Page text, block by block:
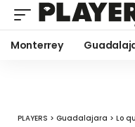
Monterrey
PLAYERS > Guadalajara > Lo que